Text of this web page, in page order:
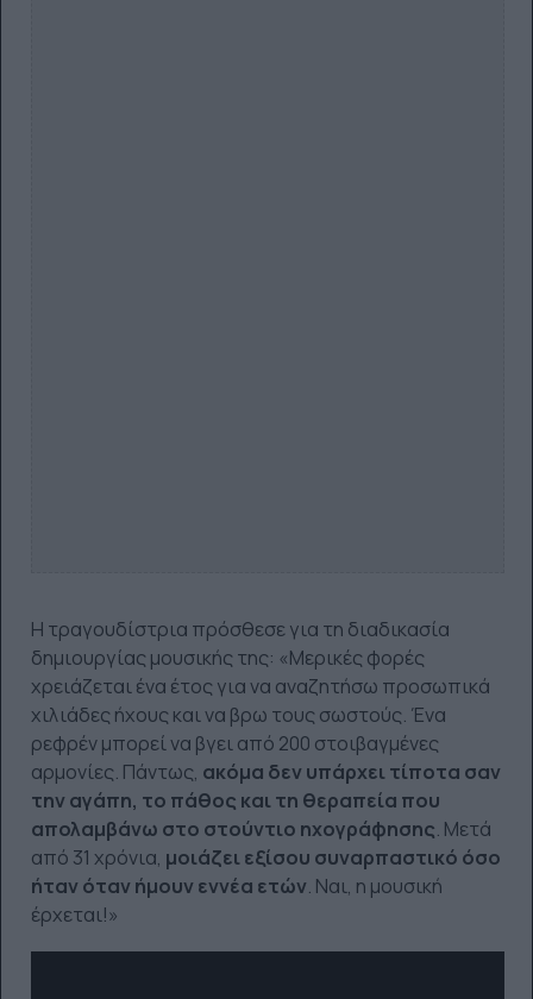
Η τραγουδίστρια πρόσθεσε για τη διαδικασία
δημιουργίας μουσικής της: «Μερικές φορές
χρειάζεται ένα έτος για να αναζητήσω προσωπικά
χιλιάδες ήχους και να βρω τους σωστούς. Ένα
ρεφρέν μπορεί να βγει από 200 στοιβαγμένες
αρμονίες. Πάντως, ακόμα δεν υπάρχει τίποτα σαν
την αγάπη, το πάθος και τη θεραπεία που
απολαμβάνω στο στούντιο ηχογράφησης. Μετά
από 31 χρόνια, μοιάζει εξίσου συναρπαστικό όσο
ήταν όταν ήμουν εννέα ετών. Ναι, η μουσική
έρχεται!»